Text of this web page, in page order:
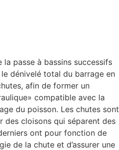
la passe à bassins successifs
dénivelé total du barrage en
afin de former un
compatible avec la
du poisson. Les chutes sont
des cloisons qui séparent des
ont pour fonction de
de la chute et d’assurer une